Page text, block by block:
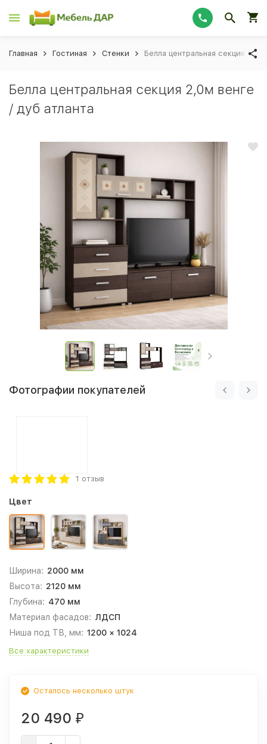
Главная Гостиная Стенки Белла центральная секция 2,0м
Белла центральная секция 2,0м венге
/ дуб атланта
Фотографии покупателей
1 отзыв
Цвет
Ширина: 2000 мм
Высота: 2120 мм
Глубина: 470 мм
Материал фасадов: ЛДСП
Ниша под ТВ, мм: 1200 × 1024
Все характеристики
Осталось несколько штук
20 490 ₽